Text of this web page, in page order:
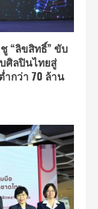
ชู “ลิขสิทธิ์” ขับ
ศิลปินไทยสู่
ำกว่า 70 ล้าน